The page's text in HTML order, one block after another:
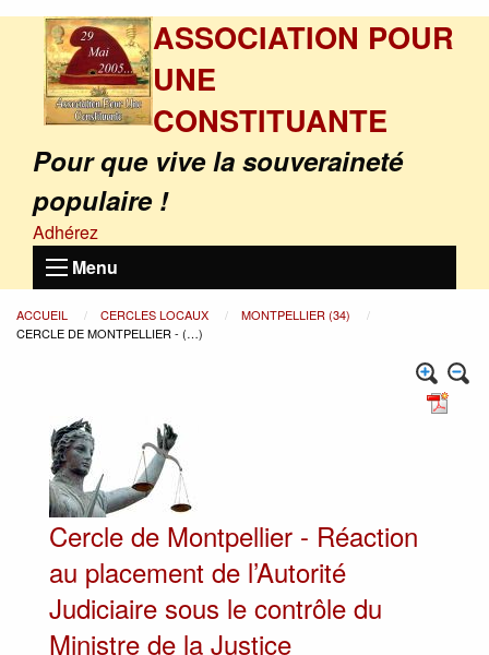
ASSOCIATION POUR
UNE
CONSTITUANTE
Pour que vive la souveraineté
populaire !
Adhérez
Menu
ACCUEIL CERCLES LOCAUX
MONTPELLIER (34)
CERCLE DE MONTPELLIER - (…)
Cercle de Montpellier - Réaction
au placement de l’Autorité
Judiciaire sous le contrôle du
Ministre de la Justice